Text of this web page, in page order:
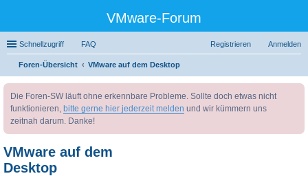
VMware-Forum
Schnellzugriff FAQ Anmelden
Registrieren
Foren-Übersicht
VMware auf dem Desktop
Die Foren-SW läuft ohne erkennbare Probleme. Sollte doch etwas nicht
funktionieren, bitte gerne hier jederzeit melden und wir kümmern uns
zeitnah darum. Danke!
VMware auf dem
Desktop